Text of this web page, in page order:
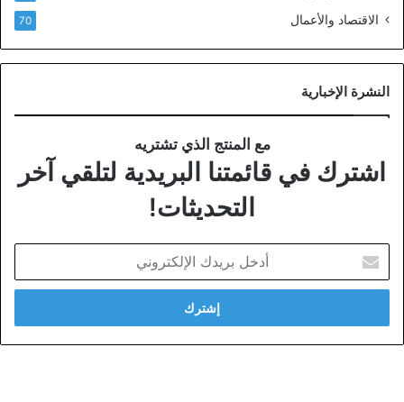
الاقتصاد والأعمال 70
النشرة الإخبارية
مع المنتج الذي تشتريه
اشترك في قائمتنا البريدية لتلقي آخر
التحديثات!
بريدك
الإلكتروني